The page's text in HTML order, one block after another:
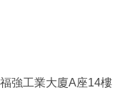
強工業大廈A座14樓